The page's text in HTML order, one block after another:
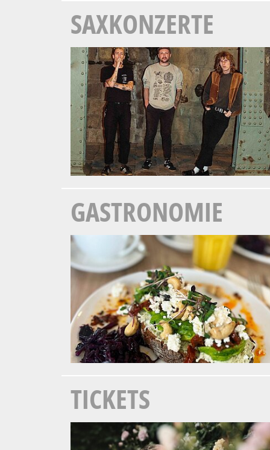
SAXKONZERTE
GASTRONOMIE
TICKETS